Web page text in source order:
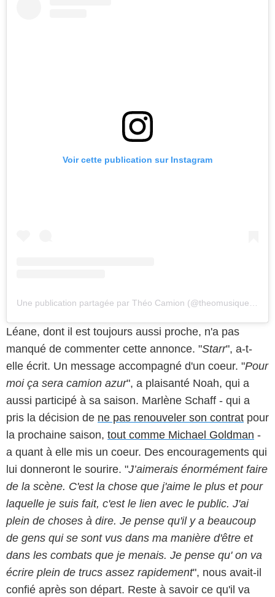
Voir cette publication sur Instagram
Une publication partagée par Théo Camion (@theomusiqueoff)
Léane, dont il est toujours aussi proche, n'a pas
manqué de commenter cette annonce. "Starr", a-t-
elle écrit. Un message accompagné d'un coeur. "Pour
moi ça sera camion azur", a plaisanté Noah, qui a
aussi participé à sa saison. Marlène Schaff - qui a
pris la décision de ne pas renouveler son contrat pour
la prochaine saison, tout comme Michael Goldman -
a quant à elle mis un coeur. Des encouragements qui
lui donneront le sourire. "J’aimerais énormément faire
de la scène. C'est la chose que j'aime le plus et pour
laquelle je suis fait, c'est le lien avec le public. J'ai
plein de choses à dire. Je pense qu'il y a beaucoup
de gens qui se sont vus dans ma manière d'être et
dans les combats que je menais. Je pense qu' on va
écrire plein de trucs assez rapidement", nous avait-il
confié après son départ. Reste à savoir ce qu'il va